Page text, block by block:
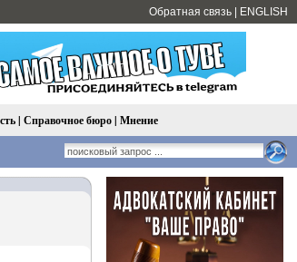
Обратная связь ENGLISH
| Справочное бюро| Мнение